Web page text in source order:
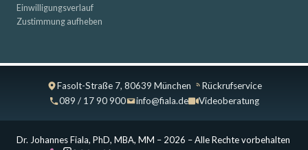
Einwilligungsverlauf
Zustimmung aufheben
Fasolt-Straße 7, 80639 München
Rückrufservice
089 / 17 90 900
info@fiala.de Videoberatung
Dr. Johannes Fiala, PhD, MBA, MM – 2026 – Alle Rechte vorbehalten